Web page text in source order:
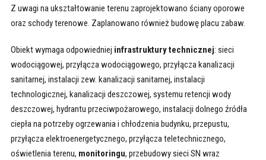
Z uwagi na ukształtowanie terenu zaprojektowano ściany oporowe
oraz schody terenowe. Zaplanowano również budowę placu zabaw.
Obiekt wymaga odpowiedniej infrastruktury technicznej: sieci
wodociągowej, przyłącza wodociągowego, przyłącza kanalizacji
sanitarnej, instalacji zew. kanalizacji sanitarnej, instalacji
technologicznej, kanalizacji deszczowej, systemu retencji wody
deszczowej, hydrantu przeciwpożarowego, instalacji dolnego źródła
ciepła na potrzeby ogrzewania i chłodzenia budynku, przepustu,
przyłącza elektroenergetycznego, przyłącza teletechnicznego,
oświetlenia terenu, monitoringu, przebudowy sieci SN wraz